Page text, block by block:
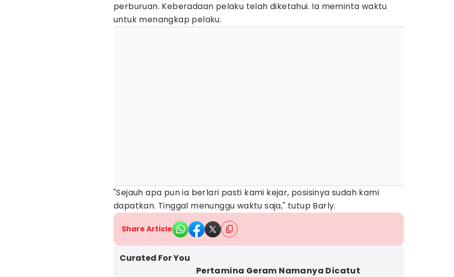
perburuan. Keberadaan pelaku telah diketahui. Ia meminta waktu
untuk menangkap pelaku.
"Sejauh apa pun ia berlari pasti kami kejar, posisinya sudah kami
dapatkan. Tinggal menunggu waktu saja," tutup Barly.
Share Article
Curated For You
Pertamina Geram Namanya Dicatut